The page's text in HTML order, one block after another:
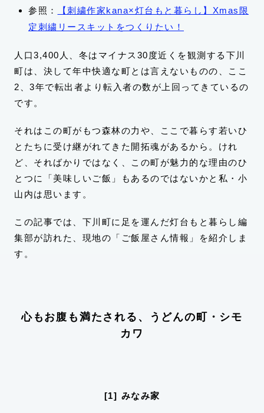
参照：
【刺繍作家kana×灯台もと暮らし】Xmas限
定刺繍リースキットをつくりたい！
人口3,400人、冬はマイナス30度近くを観測する下川
町は、決して年中快適な町とは言えないものの、ここ
2、3年で転出者より転入者の数が上回ってきているの
です。
それはこの町がもつ森林の力や、ここで暮らす若いひ
とたちに受け継がれてきた開拓魂があるから。けれ
ど、そればかりではなく、この町が魅力的な理由のひ
とつに「美味しいご飯」もあるのではないかと私・小
山内は思います。
この記事では、下川町に足を運んだ灯台もと暮らし編
集部が訪れた、現地の「ご飯屋さん情報」を紹介しま
す。
心もお腹も満たされる、うどんの町・シモ
カワ
[1] みなみ家